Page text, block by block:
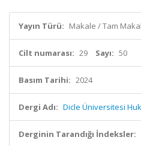
Yayın Türü: Makale / Tam
Cilt numarası: 29 Sayı: 50
Basım Tarihi: 2024
Dergi Adı: Dicle Üniversitesi
Derginin Tarandığı İndeksler: